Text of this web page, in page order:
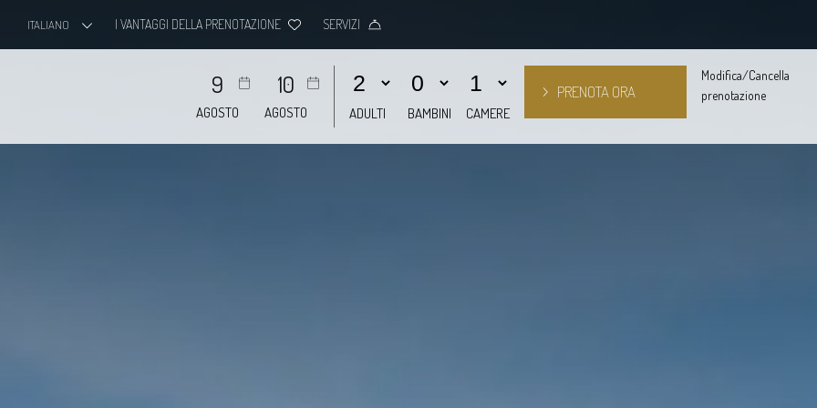
ITALIANO I VANTAGGI DELLA PRENOTAZIONE SERVIZI
9
AGOSTO
10
AGOSTO ADULTI BAMBINI CAMERE
Modifica/Cancella
prenotazione